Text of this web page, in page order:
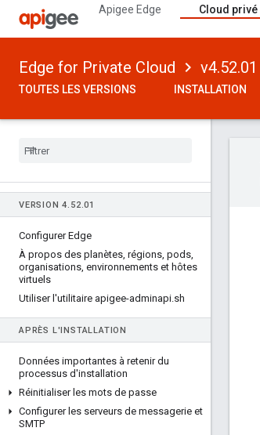
Apigee Edge Cloud privé
Edge for Private Cloud v4.52.01
TOUTES LES VERSIONS INSTALLATION
VERSION 4. 52.01
Configurer Edge
À propos des planètes, régions, pods,
organisations, environnements et hôtes
virtuels
Utiliser l'utilitaire apigee-adminapi.sh
APRÈS L'INSTALLATION
Données importantes à retenir du
processus d'installation
Réinitialiser les mots de passe
Configurer les serveurs de messagerie et
SMTP